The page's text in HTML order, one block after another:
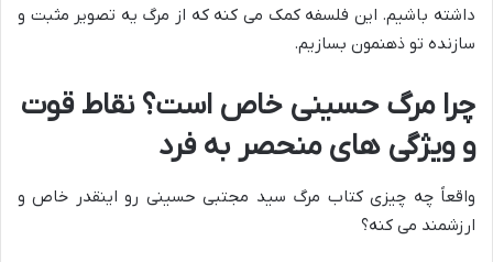
داشته باشیم. این فلسفه کمک می کنه که از مرگ یه تصویر مثبت و
سازنده تو ذهنمون بسازیم.
چرا مرگ حسینی خاص است؟ نقاط قوت
و ویژگی های منحصر به فرد
واقعاً چه چیزیکتاب مرگ سید مجتبی حسینی رو اینقدر خاص و
ارزشمند می کنه؟